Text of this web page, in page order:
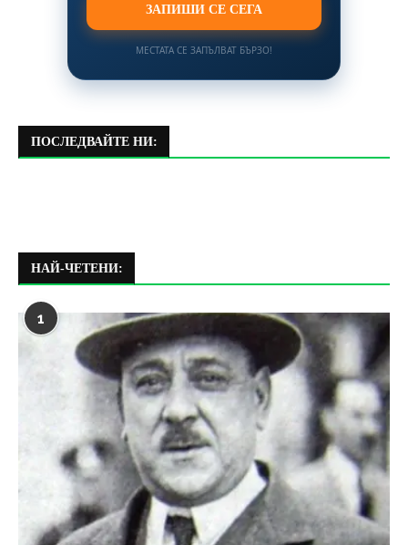
ЗАПИШИ СЕ СЕГА
МЕСТАТА СЕ ЗАПЪЛВАТ БЪРЗО!
ПОСЛЕДВАЙТЕ НИ:
НАЙ-ЧЕТЕНИ:
1